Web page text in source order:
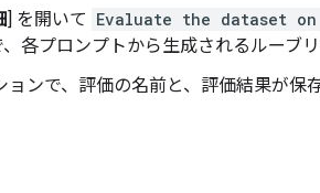
] を開いて Evaluate the dataset
各プロンプトから生成されるルーブリ
ョンで、評価の名前と、評価結果が保